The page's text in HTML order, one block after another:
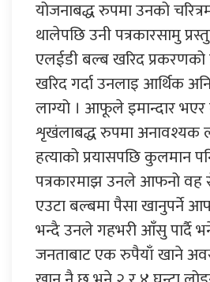
योजनाबद्ध रुपमा उनको
थालेपछि उनी पत्रकारसामु
एलईडी बल्ब खरिद
खरिद गर्दा उनलाइ आर्थिक
लाग्यो । आफूले इमान्दार भएर
शृखंलाबद्ध रुपमा अनावश्यक
हत्याको प्रयासपछि कुलमान
पत्रकारमाझ उनले आफनो वह
एउटा बल्बमा पैसा खानुपर्ने
भन्दै उनले गहभरी आँसु पार्दै
जनताबाट एक रुपैयाँ खाने